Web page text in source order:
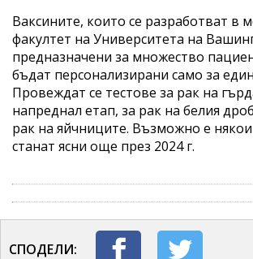
Ваксините, които се разработват в
факултет на Университета на
предназначени за множество
бъдат персонализирани само за
Провеждат се тестове за рак на
напреднал етап, за рак на белия
рак на яйчниците. Възможно е
станат ясни още през 2024 г.
СПОДЕЛИ: